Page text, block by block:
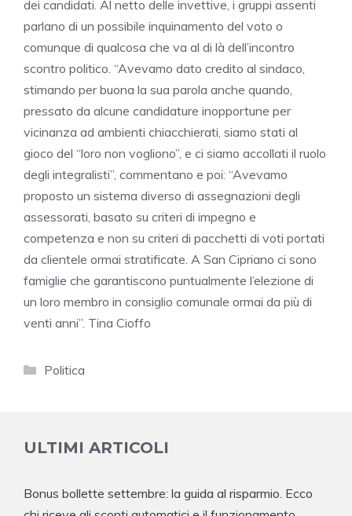
dei candidati. Al netto delle invettive, i gruppi assenti
parlano di un possibile inquinamento del voto o
comunque di qualcosa che va al di là dell’incontro
scontro politico. “Avevamo dato credito al sindaco,
stimando per buona la sua parola anche quando,
pressato da alcune candidature inopportune per
vicinanza ad ambienti chiacchierati, siamo stati al
gioco del “loro non vogliono”, e ci siamo accollati il ruolo
degli integralisti”, commentano e poi: “Avevamo
proposto un sistema diverso di assegnazioni degli
assessorati, basato su criteri di impegno e
competenza e non su criteri di pacchetti di voti portati
da clientele ormai stratificate. A San Cipriano ci sono
famiglie che garantiscono puntualmente l’elezione di
un loro membro in consiglio comunale ormai da più di
venti anni”. Tina Cioffo
Categorie
Politica
ULTIMI ARTICOLI
Bonus bollette settembre: la guida al risparmio. Ecco